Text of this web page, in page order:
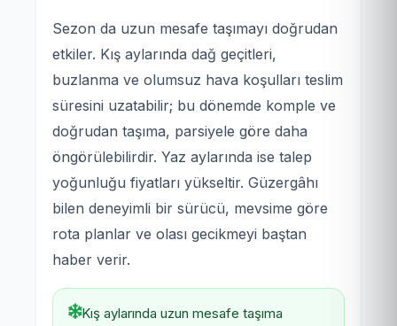
Sezon da uzun mesafe taşımayı doğrudan
etkiler. Kış aylarında dağ geçitleri,
buzlanma ve olumsuz hava koşulları teslim
süresini uzatabilir; bu dönemde komple ve
doğrudan taşıma, parsiyele göre daha
öngörülebilirdir. Yaz aylarında ise talep
yoğunluğu fiyatları yükseltir. Güzergâhı
bilen deneyimli bir sürücü, mevsime göre
rota planlar ve olası gecikmeyi baştan
haber verir.
Kış aylarında uzun mesafe taşıma